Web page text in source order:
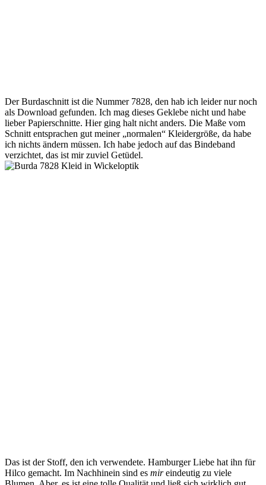
Der Burdaschnitt ist die Nummer 7828, den hab ich leider nur noch
als Download gefunden. Ich mag dieses Geklebe nicht und habe
lieber Papierschnitte. Hier ging halt nicht anders. Die Maße vom
Schnitt entsprachen gut meiner „normalen“ Kleidergröße, da habe
ich nichts ändern müssen. Ich habe jedoch auf das Bindeband
verzichtet, das ist mir zuviel Getüdel.
Das ist der Stoff, den ich verwendete. Hamburger Liebe hat ihn für
Hilco gemacht. Im Nachhinein sind es mireindeutig zu viele